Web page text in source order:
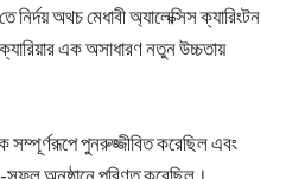
অথচ মেধাবী অ্যালেক্সিস ক্যারিংটন
এক অসাধারণ নতুন উচ্চতায়
সম্পূর্ণরূপে পুনরুজ্জীবিত করেছিল এবং